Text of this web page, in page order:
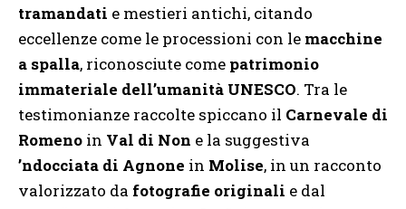
tramandati e mestieri antichi, citando
eccellenze come le processioni con le macchine
a spalla, riconosciute come patrimonio
immateriale dell’umanità UNESCO. Tra le
testimonianze raccolte spiccano il Carnevale di
Romeno in Val di Non e la suggestiva
’ndocciata di Agnone in Molise, in un racconto
valorizzato da fotografie originali e dal